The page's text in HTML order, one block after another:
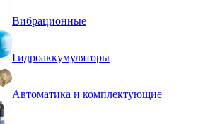
Вибрационные
Гидроаккумуляторы
Автоматика и комплектующие